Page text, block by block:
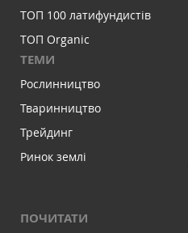
ТОП 100 латифундистів
ТОП Organic
ТЕМИ
Рослинництво
Тваринництво
Трейдинг
Ринок землі
ПОЧИТАТИ